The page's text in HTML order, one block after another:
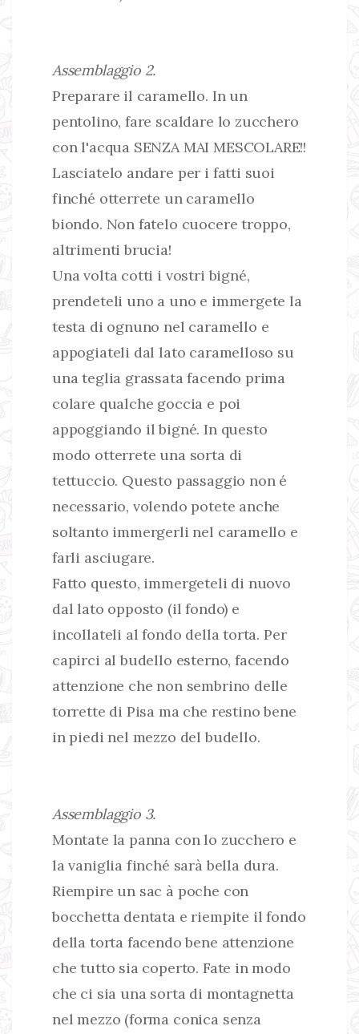
Assemblaggio 2.
Preparare il caramello. In un
pentolino, fare scaldare lo zucchero
con l'acqua SENZA MAI MESCOLARE!!
Lasciatelo andare per i fatti suoi
finché otterrete un caramello
biondo. Non fatelo cuocere troppo,
altrimenti brucia!
Una volta cotti i vostri bigné,
prendeteli uno a uno e immergete la
testa di ognuno nel caramello e
appogiateli dal lato caramelloso su
una teglia grassata facendo prima
colare qualche goccia e poi
appoggiando il bigné. In questo
modo otterrete una sorta di
tettuccio. Questo passaggio non é
necessario, volendo potete anche
soltanto immergerli nel caramello e
farli asciugare.
Fatto questo, immergeteli di nuovo
dal lato opposto (il fondo) e
incollateli al fondo della torta. Per
capirci al budello esterno, facendo
attenzione che non sembrino delle
torrette di Pisa ma che restino bene
in piedi nel mezzo del budello.
Assemblaggio 3.
Montate la panna con lo zucchero e
la vaniglia finché sarà bella dura.
Riempire un sac à poche con
bocchetta dentata e riempite il fondo
della torta facendo bene attenzione
che tutto sia coperto. Fate in modo
che ci sia una sorta di montagnetta
nel mezzo (forma conica senza